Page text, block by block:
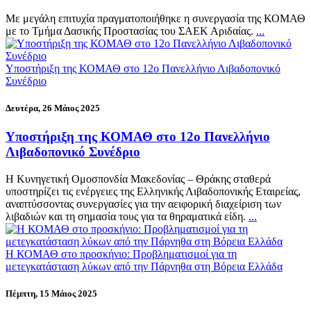
Με μεγάλη επιτυχία πραγματοποιήθηκε η συνεργασία της ΚΟΜΑΘ
με το Τμήμα Δασικής Προστασίας του ΣΑΕΚ Αριδαίας. ...
Υποστήριξη της ΚΟΜΑΘ στο 12ο Πανελλήνιο Λιβαδοπονικό
Συνέδριο
Δευτέρα, 26 Μάιος 2025
Υποστήριξη της ΚΟΜΑΘ στο 12ο Πανελλήνιο
Λιβαδοπονικό Συνέδριο
Η Κυνηγετική Ομοσπονδία Μακεδονίας – Θράκης σταθερά
υποστηρίζει τις ενέργειες της Ελληνικής Λιβαδοπονικής Εταιρείας,
αναπτύσσοντας συνεργασίες για την αειφορική διαχείριση των
λιβαδιών και τη σημασία τους για τα θηραματικά είδη. ...
Η ΚΟΜΑΘ στο προσκήνιο: Προβληματισμοί για τη
μετεγκατάσταση λύκων από την Πάρνηθα στη Βόρεια Ελλάδα
Πέμπτη, 15 Μάιος 2025